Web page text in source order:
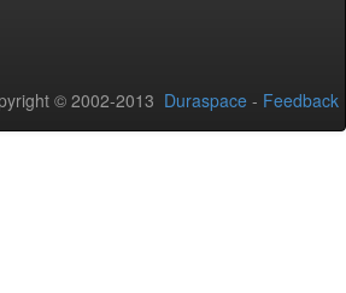
© 2002-2013 Duraspace - Feedback